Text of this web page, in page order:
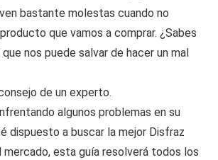
bastante molestas cuando no
que vamos a comprar. ¿Sabes
nos puede salvar de hacer un mal
de un experto.
algunos problemas en su
dispuesto a buscar la mejor Disfraz
mercado, esta guía resolverá todos los